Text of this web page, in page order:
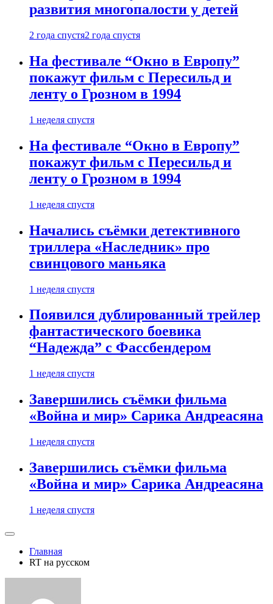
развития многопалости у детей
2 года спустя2 года спустя
На фестивале “Окно в Европу”
покажут фильм с Пересильд и
ленту о Грозном в 1994
1 неделя спустя
На фестивале “Окно в Европу”
покажут фильм с Пересильд и
ленту о Грозном в 1994
1 неделя спустя
Начались съёмки детективного
триллера «Наследник» про
свинцового маньяка
1 неделя спустя
Появился дублированный трейлер
фантастического боевика
“Надежда” с Фассбендером
1 неделя спустя
Завершились съёмки фильма
«Война и мир» Сарика Андреасяна
1 неделя спустя
Завершились съёмки фильма
«Война и мир» Сарика Андреасяна
1 неделя спустя
Главная
RT на русском